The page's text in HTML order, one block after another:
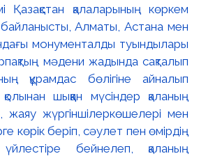
Қазақстан қалаларының көркем
Алматы, Астана мен
монументалды туындылары
мәдени жадында сақталып
құрамдас бөлігіне айналып
шыққан мүсіндер қаланың
жаяу жүргіншілеркөшелері мен
көрік беріп, сәулет пен өмірдің
бейнелеп, қаланың